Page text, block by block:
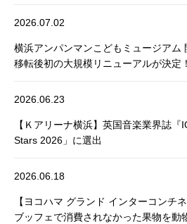
2026.07.02
横浜アンパンマンこどもミュージア
移転後初の大規模リニューアルが決定！
2026.06.23
【Ｋアリーナ横浜】英国音楽業界誌
Stars 2026」に選出
2026.06.18
【ヨコハマ グランド インターコンチ
ブッフェで消費されなかった果物を動